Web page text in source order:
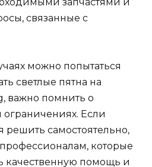
связанные с
можно попытаться
светлые пятна на
важно помнить о
Если
решить самостоятельно,
которые
качественную помощь и